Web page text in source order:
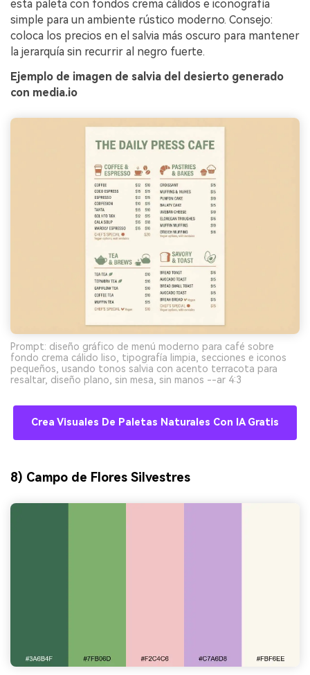
esta paleta con fondos crema cálidos e iconografía
simple para un ambiente rústico moderno. Consejo:
coloca los precios en el salvia más oscuro para mantener
la jerarquía sin recurrir al negro fuerte.
Ejemplo de imagen de salvia del desierto generado
con media.io
Prompt: diseño gráfico de menú moderno para café sobre
fondo crema cálido liso, tipografía limpia, secciones e iconos
pequeños, usando tonos salvia con acento terracota para
resaltar, diseño plano, sin mesa, sin manos --ar 4:3
Crea Visuales De Paletas Naturales Con IA Gratis
8) Campo de Flores Silvestres